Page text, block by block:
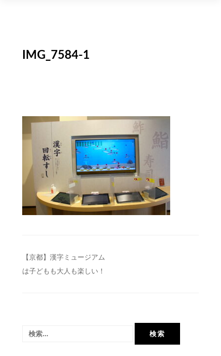
IMG_7584-1
投
稿
ー
【京都】漢字ミュージアム
は子どもも大人も楽しい！